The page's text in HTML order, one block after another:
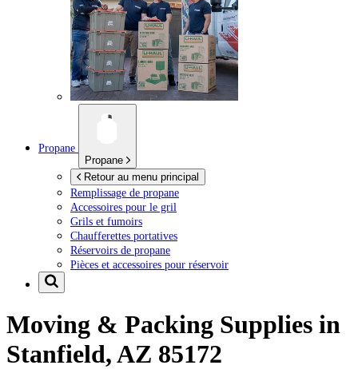
Propane
Propane
Retour au menu principal
Remplissage de propane
Accessoires pour le gril
Grils et fumoirs
Chaufferettes portatives
Réservoirs de propane
Pièces et accessoires pour réservoir
Moving & Packing Supplies in
Stanfield, AZ 85172